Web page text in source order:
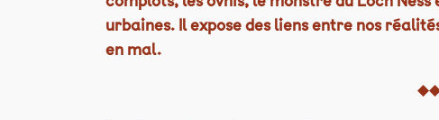
urbaines. Il expose des liens entre nos
en mal.